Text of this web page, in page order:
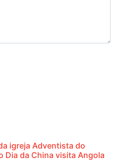
igreja Adventista do
Dia da China visita Angola